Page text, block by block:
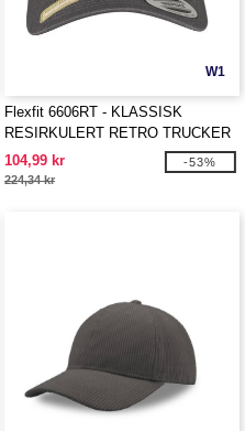
W1
Flexfit 6606RT - KLASSISK
RESIRKULERT RETRO TRUCKER
CAP 2-TONE
104,99 kr
224,34 kr
-53%